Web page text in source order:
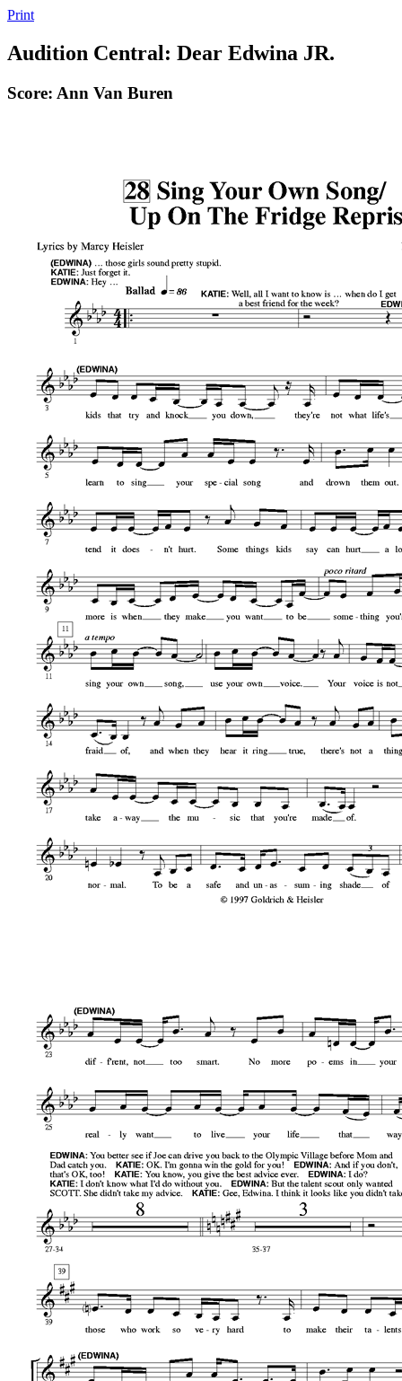
Print
Audition Central: Dear Edwina JR.
Score: Ann Van Buren